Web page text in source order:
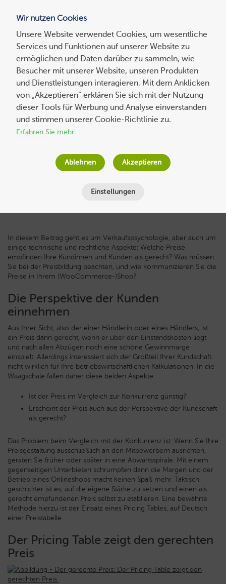
Suchen
nach:
Der gerechte Preis: Wie viel können Sie für
die Produkte in Ihrem WooCommerce-
Bernd Schmitt
17. Mai 2022
In diesem Beitrag geht es um Verkaufspsychologie, aber auch um
einige technische und rechtliche Aspekte: Welche Preise
empfinden Ihre Kundinnen und Kunden als gerecht? Was müssen
Sie bei der Preisbildung beachten, und wie kommunizieren Sie die
Preise in Ihrem (WooCommerce-)Shop?
Die Perspektive der Kunden
einnehmen
Aus Ihrer Sicht, also der einer Händlerin oder eines Händlers, ist
ein Preis dann gerecht, wenn er über den Einstandskosten liegt
und nach allen Abzügen noch eine schöne Gewinnmarge
einspielt. Allerdings interessiert sich der Großteil Ihrer Kundschaft
nicht wirklich für Ihre betriebswirtschaftlichen Kalkulationen. In die
Waagschale fallen daher diese beiden Aspekte:
Ist der Preis im Vergleich zur Konkurrenz günstig?
Erscheint der Preis auch aus der Perspektive der Kundschaft
als gerecht?
Das Problem beim Vergleich mit der Konkurrenz ist: Wenn Sie Ihre
Preisgestaltung ausschließlich an den Mitbewerbern ausrichten,
geraten Sie früher oder später in eine Abwärtsspirale. Mit einem
gegenseitigen Unterbieten schrumpfen dann die Margen und der
Betrieb eines Onlineshops macht keinen Spaß mehr. Taktisch
geschickter ist es, auf die eigene Stärke zu setzen und einen als
gerecht empfundenen Preis selbst zu etablieren. Eine bewährte
Methode hierzu ist der Einsatz eines Pricing Tables, auf Deutsch
einer Preistabelle.
Der Pricing Table zeigt den gerechten
Preis
Wir nutzen Cookies
Unsere Website verwendet Cookies, um wesentliche
Services und Funktionen auf unserer Website zu
ermöglichen und Daten darüber zu sammeln, wie
Besucher mit unserer Website, unseren Produkten
und Dienstleistungen interagieren. Mit dem Anklicken
von „Akzeptieren“ erklären Sie sich mit der Nutzung
dieser Tools für Werbung und Analyse einverstanden
und stimmen unserer Cookie-Richtlinie zu.
Erfahren Sie mehr.
Einstellungen
Ablehnen Akzeptieren